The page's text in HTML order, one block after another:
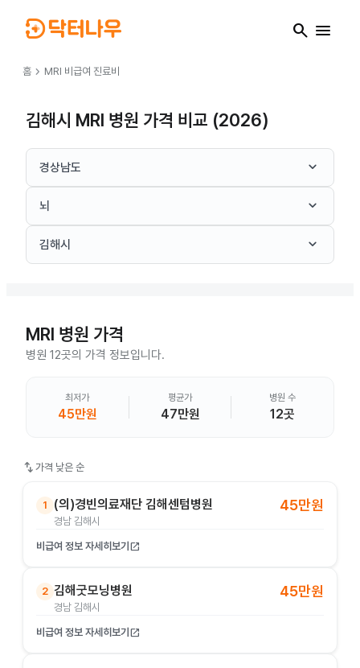
search menu
홈 chevron_right MRI 비급여 진료비
김해시 MRI 병원 가격 비교 (2026)
경상남도 keyboard_arrow_down
뇌 keyboard_arrow_down
김해시 keyboard_arrow_down
MRI 병원 가격
병원 12곳의 가격 정보입니다.
최저가
45만원
평균가
47만원
병원 수
12곳
swap_vert 가격 낮은 순
1 (의)경빈의료재단 김해센텀병원
경남 김해시
45만원
비급여 정보 자세히보기 open_in_new
2 김해굿모닝병원
경남 김해시
45만원
비급여 정보 자세히보기 open_in_new